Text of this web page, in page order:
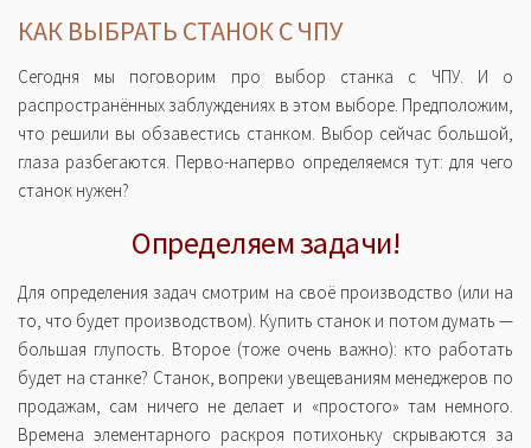
Интересные места Москвы
Факты о Москве
Москва
КАК ВЫБРАТЬ СТАНОК С ЧПУ
Сегодня мы поговорим про выбор станка с ЧПУ. И о
распространённых заблуждениях в этом выборе. Предположим,
что решили вы обзавестись станком. Выбор сейчас большой,
глаза разбегаются. Перво-наперво определяемся тут: для чего
станок нужен?
Определяем задачи!
Для определения задач смотрим на своё производство (или на
то, что будет производством). Купить станок и потом думать —
большая глупость. Второе (тоже очень важно): кто работать
будет на станке? Станок, вопреки увещеваниям менеджеров по
продажам, сам ничего не делает и «простого» там немного.
Времена элементарного раскроя потихоньку скрываются за